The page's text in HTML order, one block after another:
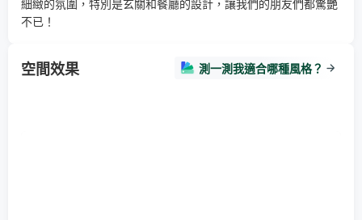
細緻的氛圍，特別是玄關和餐廳的設計，讓我們的朋友們都驚艷
不已！
空間效果 測一測我適合哪種風格？